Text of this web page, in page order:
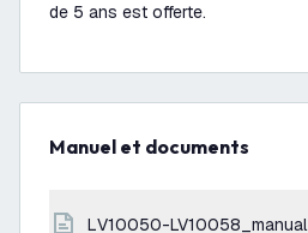
de 5 ans est offerte.
Manuel et documents
LV10050-LV10058_manual